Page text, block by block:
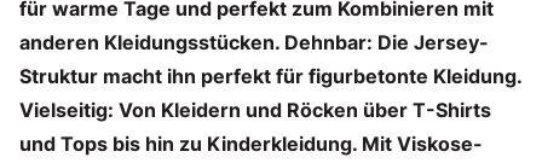
für warme Tage und perfekt zum Kombinieren mit
anderen Kleidungsstücken. Dehnbar: Die Jersey-
Struktur macht ihn perfekt für figurbetonte Kleidung.
Vielseitig: Von Kleidern und Röcken über T-Shirts
und Tops bis hin zu Kinderkleidung. Mit Viskose-